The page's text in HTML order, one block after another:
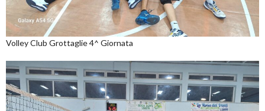
Volley Club Grottaglie 4^ Giornata